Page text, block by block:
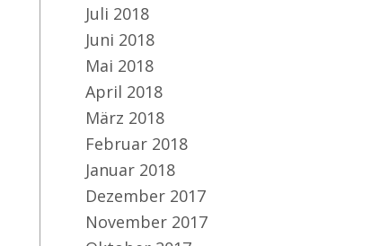
Juli 2018
Juni 2018
Mai 2018
April 2018
März 2018
Februar 2018
Januar 2018
Dezember 2017
November 2017